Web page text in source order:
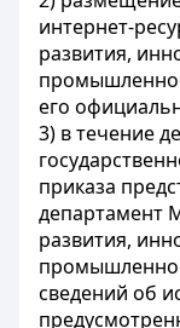
интернет-
развития,
его
3) в течение
приказа
департамент
развития,
сведений об